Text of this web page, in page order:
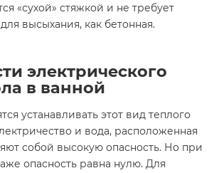
«сухой» стяжкой и не требует
высыхания, как бетонная.
электрического
в ванной
устанавливать этот вид теплого
и вода, расположенная
собой высокую опасность. Но при
опасность равна нулю. Для